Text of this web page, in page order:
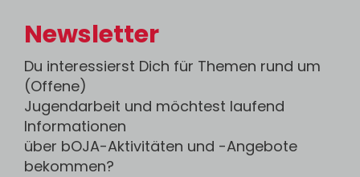
Newsletter
Du interessierst Dich für Themen rund um
(Offene)
Jugendarbeit und möchtest laufend
Informationen
über bOJA-Aktivitäten und -Angebote
bekommen?